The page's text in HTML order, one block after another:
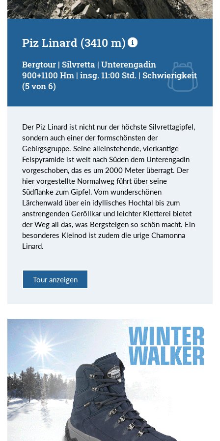
Piz Linard (3410 m)
Bergtour | Silvretta | Unterengadin
900+1100 Hm | insg. 11:00 Std. | Schwierigkeit
(5 von 6)
Der Piz Linard ist nicht nur der höchste Silvrettagipfel,
sondern auch einer der formschönsten der
Gebirgsgruppe. Seine alleinstehende, vierkantige
Felspyramide ist weit nach Süden dem Unterengadin
vorgeschoben, das es um 2000 Meter überragt. Der
hier vorgestellte Normalweg führt über seine
Südflanke zum Gipfel. Vom wunderschönen
Lärchenwald über ein idyllisches Hochtal bis zum
anstrengenden Geröllkar und leichter Kletterei bietet
der Weg all das, was Bergsteigen so schön macht. Ein
besonderes Kleinod ist zudem die urige Chamonna
Linard.
Tour anzeigen